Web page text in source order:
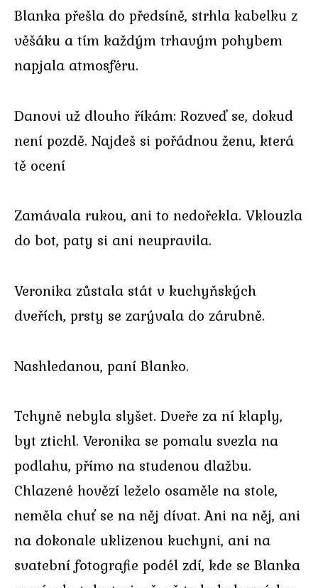
Blanka přešla do předsíně, strhla kabelku z
věšáku a tím každým trhavým pohybem
napjala atmosféru.
Danovi už dlouho říkám: Rozveď se, dokud
není pozdě. Najdeš si pořádnou ženu, která
tě ocení
Zamávala rukou, ani to nedořekla. Vklouzla
do bot, paty si ani neupravila.
Veronika zůstala stát v kuchyňských
dveřích, prsty se zarývala do zárubně.
Nashledanou, paní Blanko.
Tchyně nebyla slyšet. Dveře za ní klaply,
byt ztichl. Veronika se pomalu svezla na
podlahu, přímo na studenou dlažbu.
Chlazené hovězí leželo osaměle na stole,
neměla chuť se na něj dívat. Ani na něj, ani
na dokonale uklizenou kuchyni, ani na
svatební fotografie podél zdí, kde se Blanka